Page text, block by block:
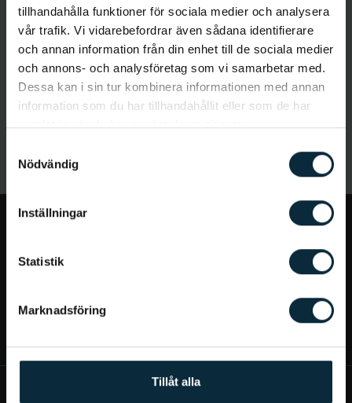
tillhandahålla funktioner för sociala medier och analysera
vår trafik. Vi vidarebefordrar även sådana identifierare
och annan information från din enhet till de sociala medier
och annons- och analysföretag som vi samarbetar med.
Dessa kan i sin tur kombinera informationen med annan
information som du har tillhandahållit eller som de har
samlat in när du har använt deras tjänster.
Nödvändig
Inställningar
Statistik
Marknadsföring
Tillåt alla